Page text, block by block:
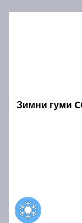
Зимни гуми